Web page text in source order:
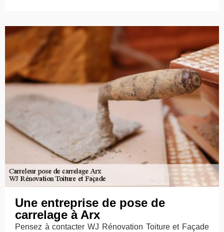
Une entreprise de pose de
carrelage à Arx
Pensez à contacter WJ Rénovation Toiture et Façade